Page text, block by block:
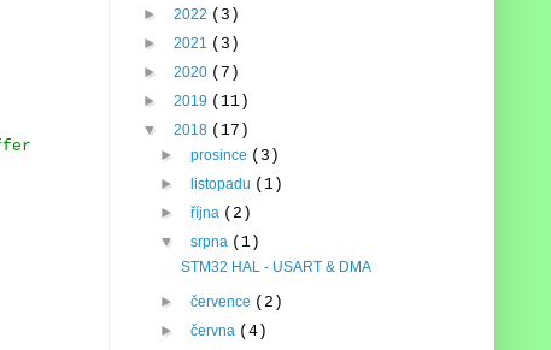
► 2022 (3)
► 2021 (3)
► 2020 (7)
► 2019 (11)
▼ 2018 (17)
►prosince (3)
►listopadu (1)
►října (2)
▼srpna (1)
STM32 HAL - USART & DMA
►července (2)
►června (4)